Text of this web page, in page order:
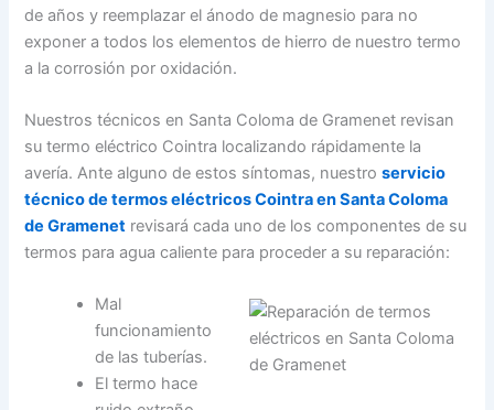
de años y reemplazar el ánodo de magnesio para no
exponer a todos los elementos de hierro de nuestro termo
a la corrosión por oxidación.
Nuestros técnicos en Santa Coloma de Gramenet revisan
su termo eléctrico Cointra localizando rápidamente la
avería. Ante alguno de estos síntomas, nuestroservicio
técnico de termos eléctricos Cointra en Santa Coloma
de Gramenet revisará cada uno de los componentes de su
termos para agua caliente para proceder a su reparación:
Mal
funcionamiento
de las tuberías.
El termo hace